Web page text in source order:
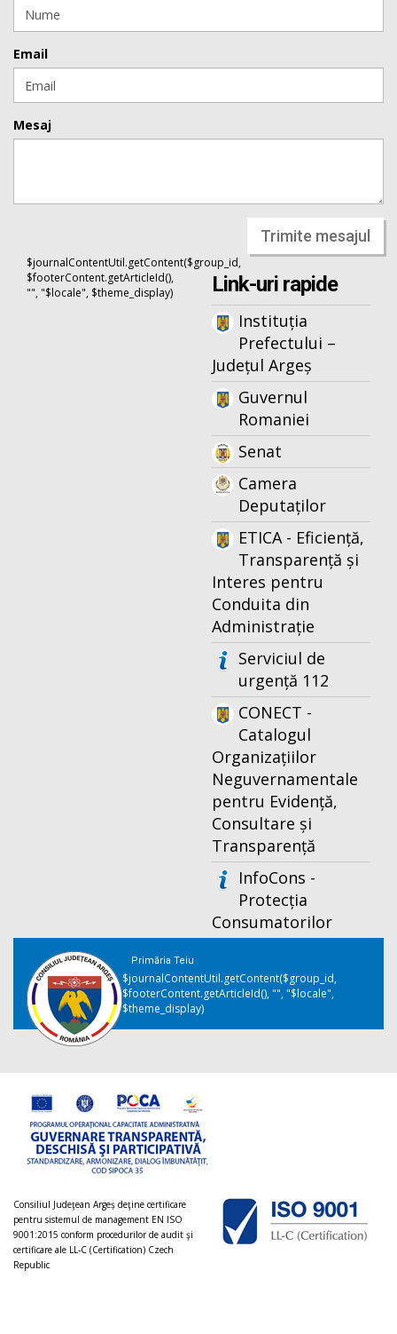
Email
Mesaj
Trimite mesajul
$journalContentUtil.getContent($group_id,
$footerContent.getArticleId(),
"", "$locale", $theme_display)
Link-uri rapide
Instituția
Prefectului –
Județul Argeș
Guvernul
Romaniei
Senat
Camera
Deputaților
ETICA - Eficiență,
Transparență și
Interes pentru
Conduita din
Administrație
Serviciul de
urgență 112
CONECT -
Catalogul
Organizațiilor
Neguvernamentale
pentru Evidență,
Consultare și
Transparență
InfoCons -
Protecția
Consumatorilor
Primăria Teiu
$journalContentUtil.getContent($group_id,
$footerContent.getArticleId(), "", "$locale",
$theme_display)
Consiliul Judeţean Argeș deţine certificare
pentru sistemul de management EN ISO
9001:2015 conform procedurilor de audit şi
certificare ale LL-C (Certification) Czech
Republic